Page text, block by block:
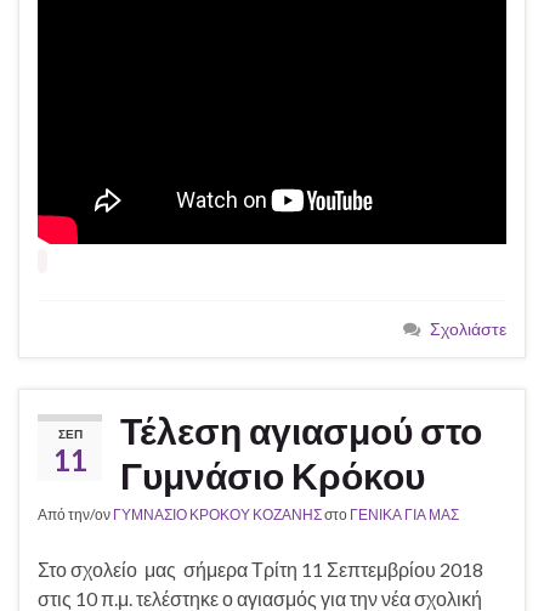
Σχολιάστε
ΣΕΠ
11
Τέλεση αγιασμού στο
Γυμνάσιο Κρόκου
Από την/ον ΓΥΜΝΑΣΙΟ ΚΡΟΚΟΥ ΚΟΖΑΝΗΣστο ΓΕΝΙΚΑ ΓΙΑ ΜΑΣ
Στο σχολείο μας σήμερα Τρίτη 11 Σεπτεμβρίου 2018
στις 10 π.μ. τελέστηκε ο αγιασμός για την νέα σχολική